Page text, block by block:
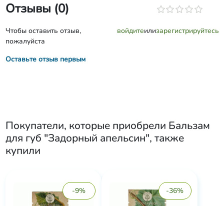
Отзывы (0)
Чтобы оставить отзыв,
пожалуйста
войдитеилизарегистрируйтесь
Оставьте отзыв первым
Покупатели, которые приобрели Бальзам
для губ "Задорный апельсин", также
купили
-9% -36%